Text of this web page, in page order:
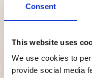
Consent
This website uses
We use cookies to
provide social media